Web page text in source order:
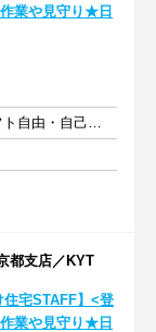
業や見守り★日
週2日以上 1日4時間以上 シフト自由・自己申告
都支店／KYT
住宅STAFF】<登
業や見守り★日